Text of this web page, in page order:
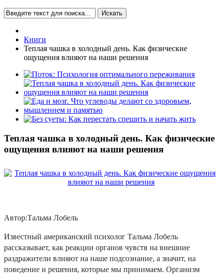
Искать
Книги
Теплая чашка в холодный день. Как физические
ощущения влияют на наши решения
Теплая чашка в холодный день. Как физические
ощущения влияют на наши решения
Автор:Тальма Лобель
Известный американский психолог Тальма Лобель
рассказывает, как реакции органов чувств на внешние
раздражители влияют на наше подсознание, а значит, на
поведение и решения, которые мы принимаем. Организм